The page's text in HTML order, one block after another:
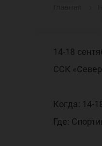
14-18
ССК
Когда: 14-
Где: